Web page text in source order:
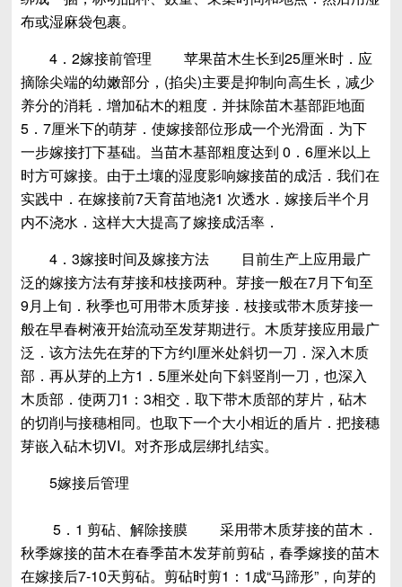
布或湿麻袋包裹。
4．2嫁接前管理 苹果苗木生长到25厘米时．应
摘除尖端的幼嫩部分，(掐尖)主要是抑制向高生长，减少
养分的消耗．增加砧木的粗度．并抹除苗木基部距地面
5．7厘米下的萌芽．使嫁接部位形成一个光滑面．为下
一步嫁接打下基础。当苗木基部粗度达到 0．6厘米以上
时方可嫁接。由于土壤的湿度影响嫁接苗的成活．我们在
实践中．在嫁接前7天育苗地浇1 次透水．嫁接后半个月
内不浇水．这样大大提高了嫁接成活率．
4．3嫁接时间及嫁接方法 目前生产上应用最广
泛的嫁接方法有芽接和枝接两种。芽接一般在7月下旬至
9月上旬．秋季也可用带木质芽接．枝接或带木质芽接一
般在早春树液开始流动至发芽期进行。木质芽接应用最广
泛．该方法先在芽的下方约l厘米处斜切一刀．深入木质
部．再从芽的上方1．5厘米处向下斜竖削一刀，也深入
木质部．使两刀1：3相交．取下带木质部的芽片，砧木
的切削与接穗相同。也取下一个大小相近的盾片．把接穗
芽嵌入砧木切VI。对齐形成层绑扎结实。
5嫁接后管理
5．1 剪砧、解除接膜 采用带木质芽接的苗木．
秋季嫁接的苗木在春季苗木发芽前剪砧，春季嫁接的苗木
在嫁接后7-10天剪砧。剪砧时剪1：1成“马蹄形”，向芽的